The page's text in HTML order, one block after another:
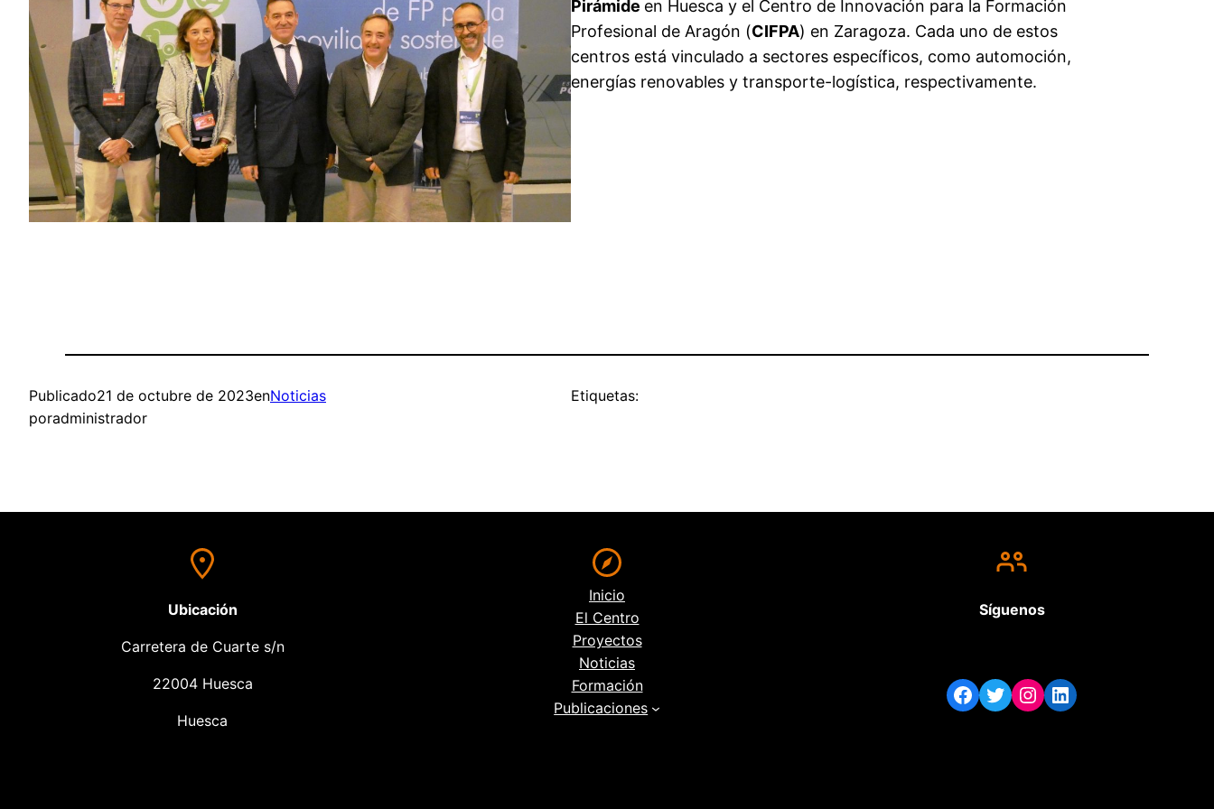
Pirámide en Huesca y el Centro de Innovación para la Formación
Profesional de Aragón (CIFPA) en Zaragoza. Cada uno de estos
centros está vinculado a sectores específicos, como automoción,
energías renovables y transporte-logística, respectivamente.
Publicado21 de octubre de 2023enNoticias
poradministrador
Etiquetas:
Ubicación
Carretera de Cuarte s/n
22004 Huesca
Huesca
Inicio
El Centro
Proyectos
Noticias
Formación
Publicaciones
Síguenos
Facebook Twitter Instagram LinkedIn